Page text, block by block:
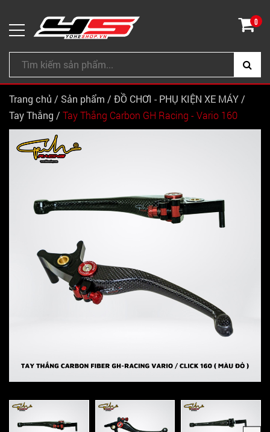
0
Trang chủ / Sản phẩm / ĐỒ CHƠI - PHỤ KIỆN XE MÁY /
Tay Thắng / Tay Thắng Carbon GH Racing - Vario 160